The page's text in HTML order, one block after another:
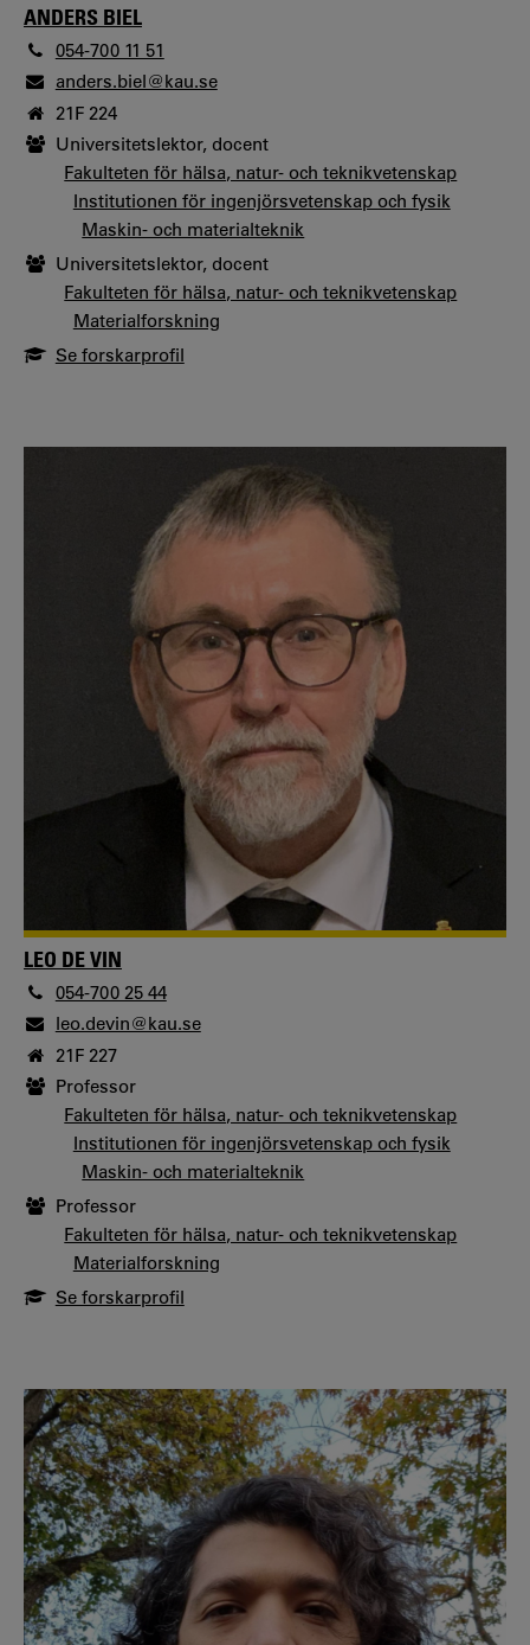
ANDERS BIEL
054-700 11 51
anders.biel@kau.se
21F 224
Universitetslektor, docent
Fakulteten för hälsa, natur- och teknikvetenskap
Institutionen för ingenjörsvetenskap och fysik
Maskin- och materialteknik
Universitetslektor, docent
Fakulteten för hälsa, natur- och teknikvetenskap
Materialforskning
Se forskarprofil
LEO DE VIN
054-700 25 44
leo.devin@kau.se
21F 227
Professor
Fakulteten för hälsa, natur- och teknikvetenskap
Institutionen för ingenjörsvetenskap och fysik
Maskin- och materialteknik
Professor
Fakulteten för hälsa, natur- och teknikvetenskap
Materialforskning
Se forskarprofil